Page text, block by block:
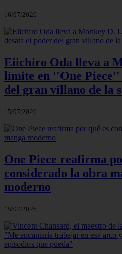
16/07/2026
Eiichiro Oda lleva a
límite en ''One Piece''
del gran villano de la
15/07/2026
One Piece reafirma
considerado la obra
moderno
15/07/2026